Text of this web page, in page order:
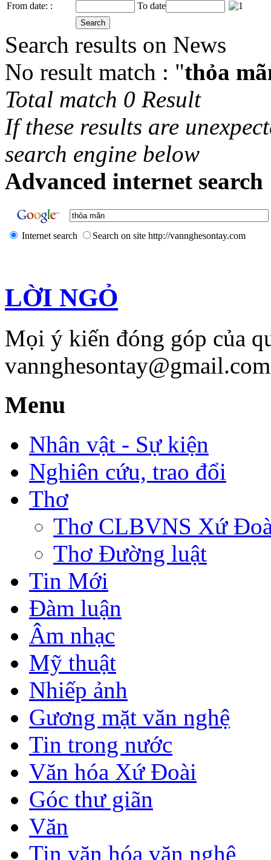
From date: :
To date
Search results on News
No result match : "thỏa
Total match 0 Result
If these results are
search engine below
Advanced internet search
Internet search Search on site http://vannghesontay.com
LỜI NGỎ
Mọi ý kiến đóng góp của
Menu
Nhân vật - Sự kiện
Nghiên cứu, trao đổi
Thơ
Thơ CLBVNS Xứ
Thơ Đường luật
Tin Mới
Đàm luận
Âm nhạc
Mỹ thuật
Nhiếp ảnh
Gương mặt văn nghệ
Tin trong nước
Văn hóa Xứ Đoài
Góc thư giãn
Văn
Tin văn hóa văn nghệ